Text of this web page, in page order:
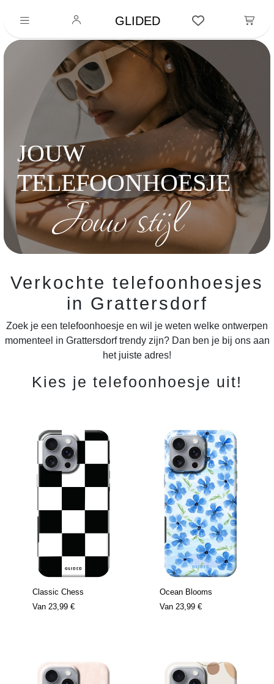
GLIDED
JOUW
TELEFOONHOESJE
Jouw stijl
Verkochte telefoonhoesjes
in Grattersdorf
Zoek je een telefoonhoesje en wil je weten welke ontwerpen
momenteel in Grattersdorf trendy zijn? Dan ben je bij ons aan
het juiste adres!
Kies je telefoonhoesje uit!
Classic Chess
Van 23,99 €
Ocean Blooms
Van 23,99 €